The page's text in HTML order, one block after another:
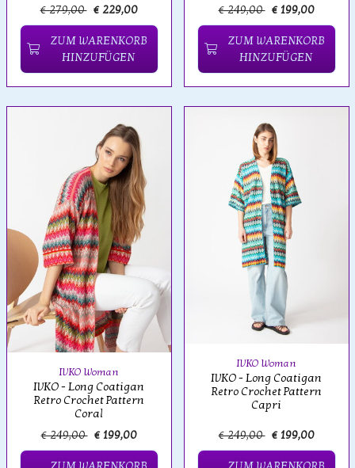
€ 279,00 € 229,00
ZUM WARENKORB
HINZUFÜGEN
€ 249,00 € 199,00
ZUM WARENKORB
HINZUFÜGEN
IVKO Woman
IVKO - Long Coatigan
Retro Crochet Pattern
Coral
€ 249,00 € 199,00
IVKO Woman
IVKO - Long Coatigan
Retro Crochet Pattern
Capri
€ 249,00 € 199,00